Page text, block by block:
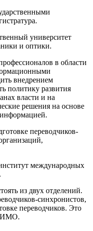
университет
и оптики.
в области
внедрением
политику развития
власти и на
решения на основе
переводчиков-
международных
из двух отделений.
синхронистов,
переводчиков. Это